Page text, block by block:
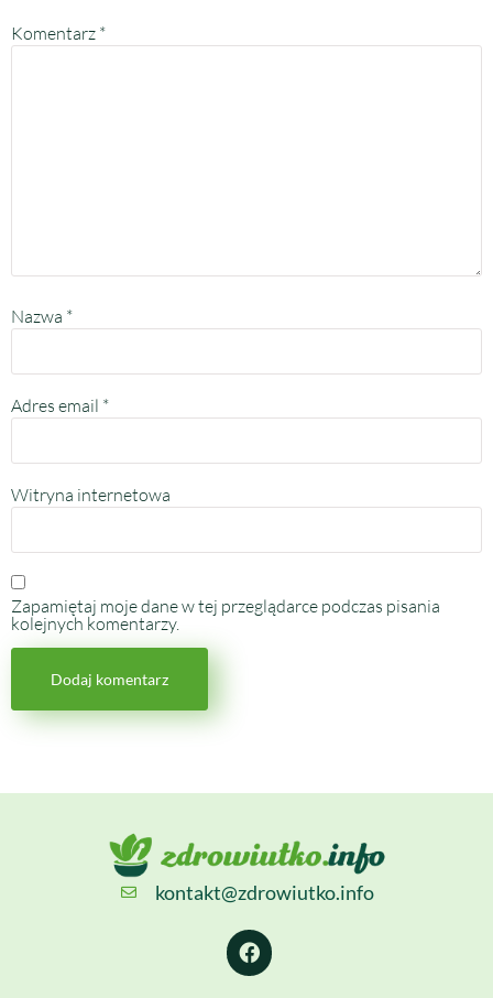
Komentarz *
Nazwa *
Adres email *
Witryna internetowa
Zapamiętaj moje dane w tej przeglądarce podczas pisania
kolejnych komentarzy.
kontakt@zdrowiutko.info